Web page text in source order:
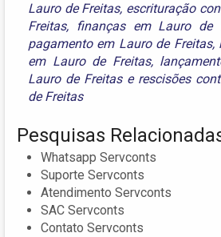
Lauro de Freitas, escrituração
Freitas, finanças em Lauro de
pagamento em Lauro de Freitas,
em Lauro de Freitas,
Lauro de Freitase rescisões
de Freitas
Pesquisas
Whatsapp Servconts
Suporte Servconts
Atendimento Servconts
SAC Servconts
Contato Servconts